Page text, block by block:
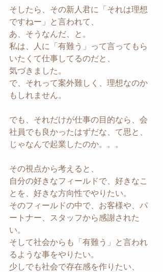
そしたら、その新人君に「それは理想
ですねー」と言われて、
あ、そうなんだ、と。
私は、人に「有難う」って言ってもら
いたくて仕事してるのだと、
気づきました。
で、それって案外難しく、理想なのか
もしれません。
でも、それだけが仕事の目的なら、会
社員でも良かったはずだな、て思と、
じゃなんで起業したのか。。。
その視点から考えると、
自分の好きなフィールドで、好きなこ
とを、好きな方向性でやりたい。
そのフィールドの中で、お客様や、パ
ートナー、スタッフから感謝された
い。
そして社会からも「有難う」と言われ
るような事をやりたい。
少しでも社会で存在感を作りたい、